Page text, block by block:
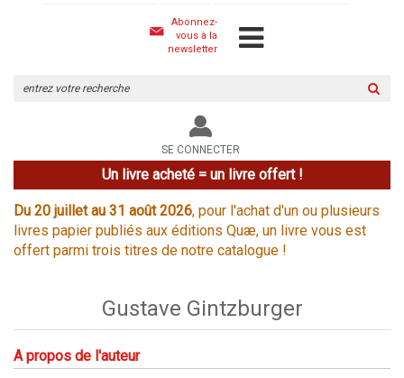
Abonnez-
vous à la
newsletter
le
site
SE CONNECTER
Un livre acheté = un livre offert !
Du 20 juillet au 31 août 2026, pour l'achat d'un ou plusieurs
livres papier publiés aux éditions Quæ, un livre vous est
offert parmi trois titres de notre catalogue !
Gustave Gintzburger
A propos de l'auteur